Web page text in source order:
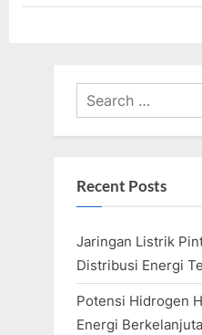
Orang
Search
for:
Recent Posts
Jaringan Listrik
Distribusi Energi
Potensi Hidrogen
Energi